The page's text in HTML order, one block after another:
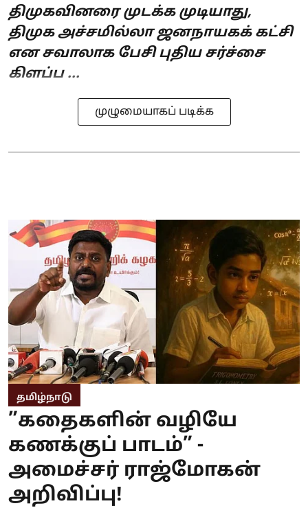
திமுகவினரை முடக்க முடியாது,
திமுக அச்சமில்லா ஜனநாயகக் கட்சி
என சவாலாக பேசி புதிய சர்ச்சை
கிளப்ப ...
முழுமையாகப் படிக்க
தமிழ்நாடு
”கதைகளின் வழியே
கணக்குப் பாடம்” -
அமைச்சர் ராஜ்மோகன்
அறிவிப்பு!